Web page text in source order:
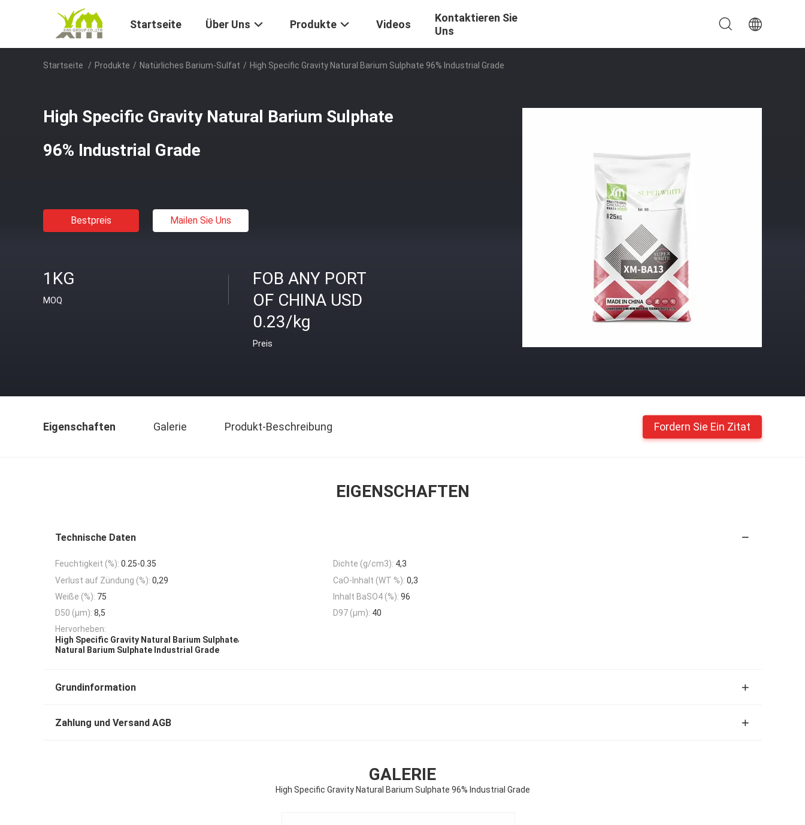
Startseite Über Uns Produkte Videos
Kontaktieren Sie
Uns
Startseite / Produkte / Natürliches Barium-Sulfat / High Specific Gravity Natural Barium Sulphate 96% Industrial Grade
High Specific Gravity Natural Barium Sulphate
96% Industrial Grade
Bestpreis Mailen Sie Uns
1KG
MOQ
FOB ANY PORT
OF CHINA USD
0.23/kg
Preis
Eigenschaften Galerie Produkt-Beschreibung Fordern Sie Ein Zitat
EIGENSCHAFTEN
Technische Daten
Feuchtigkeit (%): 0.25-0.35 Dichte (g/cm3): 4,3
Verlust auf Zündung (%): 0,29 CaO-Inhalt (WT %): 0,3
Weiße (%): 75 Inhalt BaSO4 (%): 96
D50 (μm): 8,5 D97 (μm): 40
Hervorheben:
High Specific Gravity Natural Barium Sulphate,
Natural Barium Sulphate Industrial Grade
Grundinformation
Zahlung und Versand AGB
GALERIE
High Specific Gravity Natural Barium Sulphate 96% Industrial Grade